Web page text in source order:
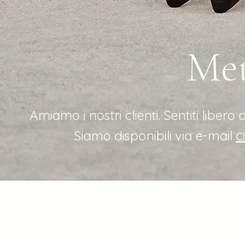
Amiamo i nostri clienti. Sentiti libero
Siamo disponibili via e-mail